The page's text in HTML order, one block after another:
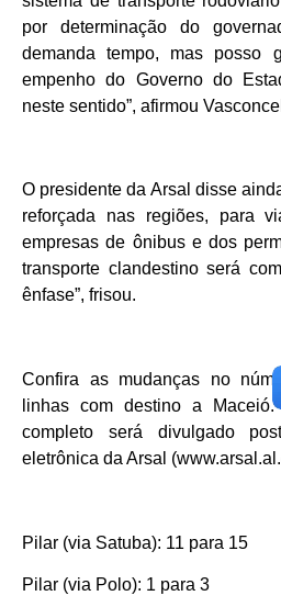
por determinação do
demanda tempo, mas posso
empenho do Governo do
neste sentido”, afirmou
O presidente da Arsal disse
reforçada nas regiões, para
empresas de ônibus e dos
transporte clandestino será
ênfase”, frisou.
Confira as mudanças no
linhas com destino a
completo será divulgado
eletrônica da Arsal
Pilar (via Satuba): 11 para 15
Pilar (via Polo): 1 para 3